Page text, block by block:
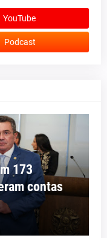
YouTube
Podcast
173
contas